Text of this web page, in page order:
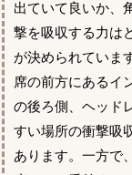
出ていて良いか、
撃を吸収する力は
が決められていま
席の前方にあるイ
の後ろ側、ヘッド
すい場所の衝撃吸
あります。一方で